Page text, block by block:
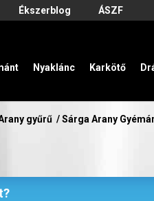
Ékszerblog ÁSZF
Nyaklánc Karkötő
gyűrű / Sárga Arany